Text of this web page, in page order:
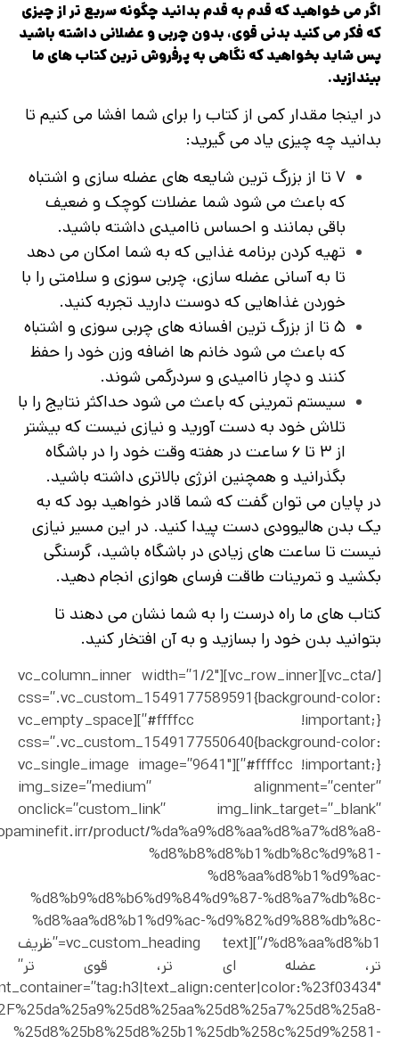
اگر می خواهید که قدم به قدم بدانید چگونه سریع تر از چیزی
که فکر می کنید بدنی قوی، بدون چربی و عضلانی داشته باشید
پس شاید بخواهید که نگاهی به پرفروش‌ ترین کتاب‌ های ما
بیندازید.
در اینجا مقدار کمی از کتاب را برای شما افشا می‌ کنیم تا
بدانید چه چیزی یاد می گیرید:
۷ تا از بزرگ ترین شایعه های عضله سازی و اشتباه
که باعث می شود شما عضلات کوچک و ضعیف
باقی بمانند و احساس ناامیدی داشته باشید.
تهیه کردن برنامه غذایی که به شما امکان می‌ دهد
تا به آسانی عضله سازی، چربی سوزی و سلامتی را با
خوردن غذاهایی که دوست دارید تجربه کنید.
۵ تا از بزرگ ترین افسانه های چربی سوزی و اشتباه
که باعث می شود خانم ها اضافه وزن خود را حفظ
کنند و دچار ناامیدی و سردرگمی شوند.
سیستم تمرینی که باعث می شود حداکثر نتایج را با
تلاش خود به دست آورید و نیازی نیست که بیشتر
از ۳ تا ۶ ساعت در هفته وقت خود را در باشگاه
بگذرانید و همچنین انرژی بالاتری داشته باشید.
در پایان می توان گفت که شما قادر خواهید بود که به
یک بدن هالیوودی دست پیدا کنید. در این مسیر نیازی
نیست تا ساعت های زیادی در باشگاه باشید، گرسنگی
بکشید و تمرینات طاقت فرسای هوازی انجام دهید.
کتاب های ما راه درست را به شما نشان می دهند تا
بتوانید بدن خود را بسازید و به آن افتخار کنید.
[/vc_cta][vc_row_inner][vc_column_inner width=”1/2″
css=”.vc_custom_1549177589591{background-color:
#ffffcc !important;}”][vc_empty_space
css=”.vc_custom_1549177550640{background-color:
#ffffcc !important;}”][vc_single_image image=”9641″
img_size=”medium” alignment=”center”
onclick=”custom_link” img_link_target=”_blank”
product/%da%a9%d8%aa%d8%a7%d8%a8-
%d8%b8%d8%b1%db%8c%d9%81-
%d8%aa%d8%b1%d9%ac-
%d8%b9%d8%b6%d9%84%d9%87-%d8%a7%db%8c-
%d8%aa%d8%b1%d9%ac-%d9%82%d9%88%db%8c-
%d8%aa%d8%b1/”][vc_custom_heading text=”ظریف
تر، عضله ای تر، قوی تر”
%25d8%25b8%25d8%25b1%25db%258c%25d9%2581-